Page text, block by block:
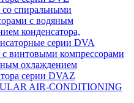
спиральными
с водяным
конденсатора,
серии DVA
винтовыми компрессорами
охлаждением
серии DVAZ
AIR-CONDITIONING